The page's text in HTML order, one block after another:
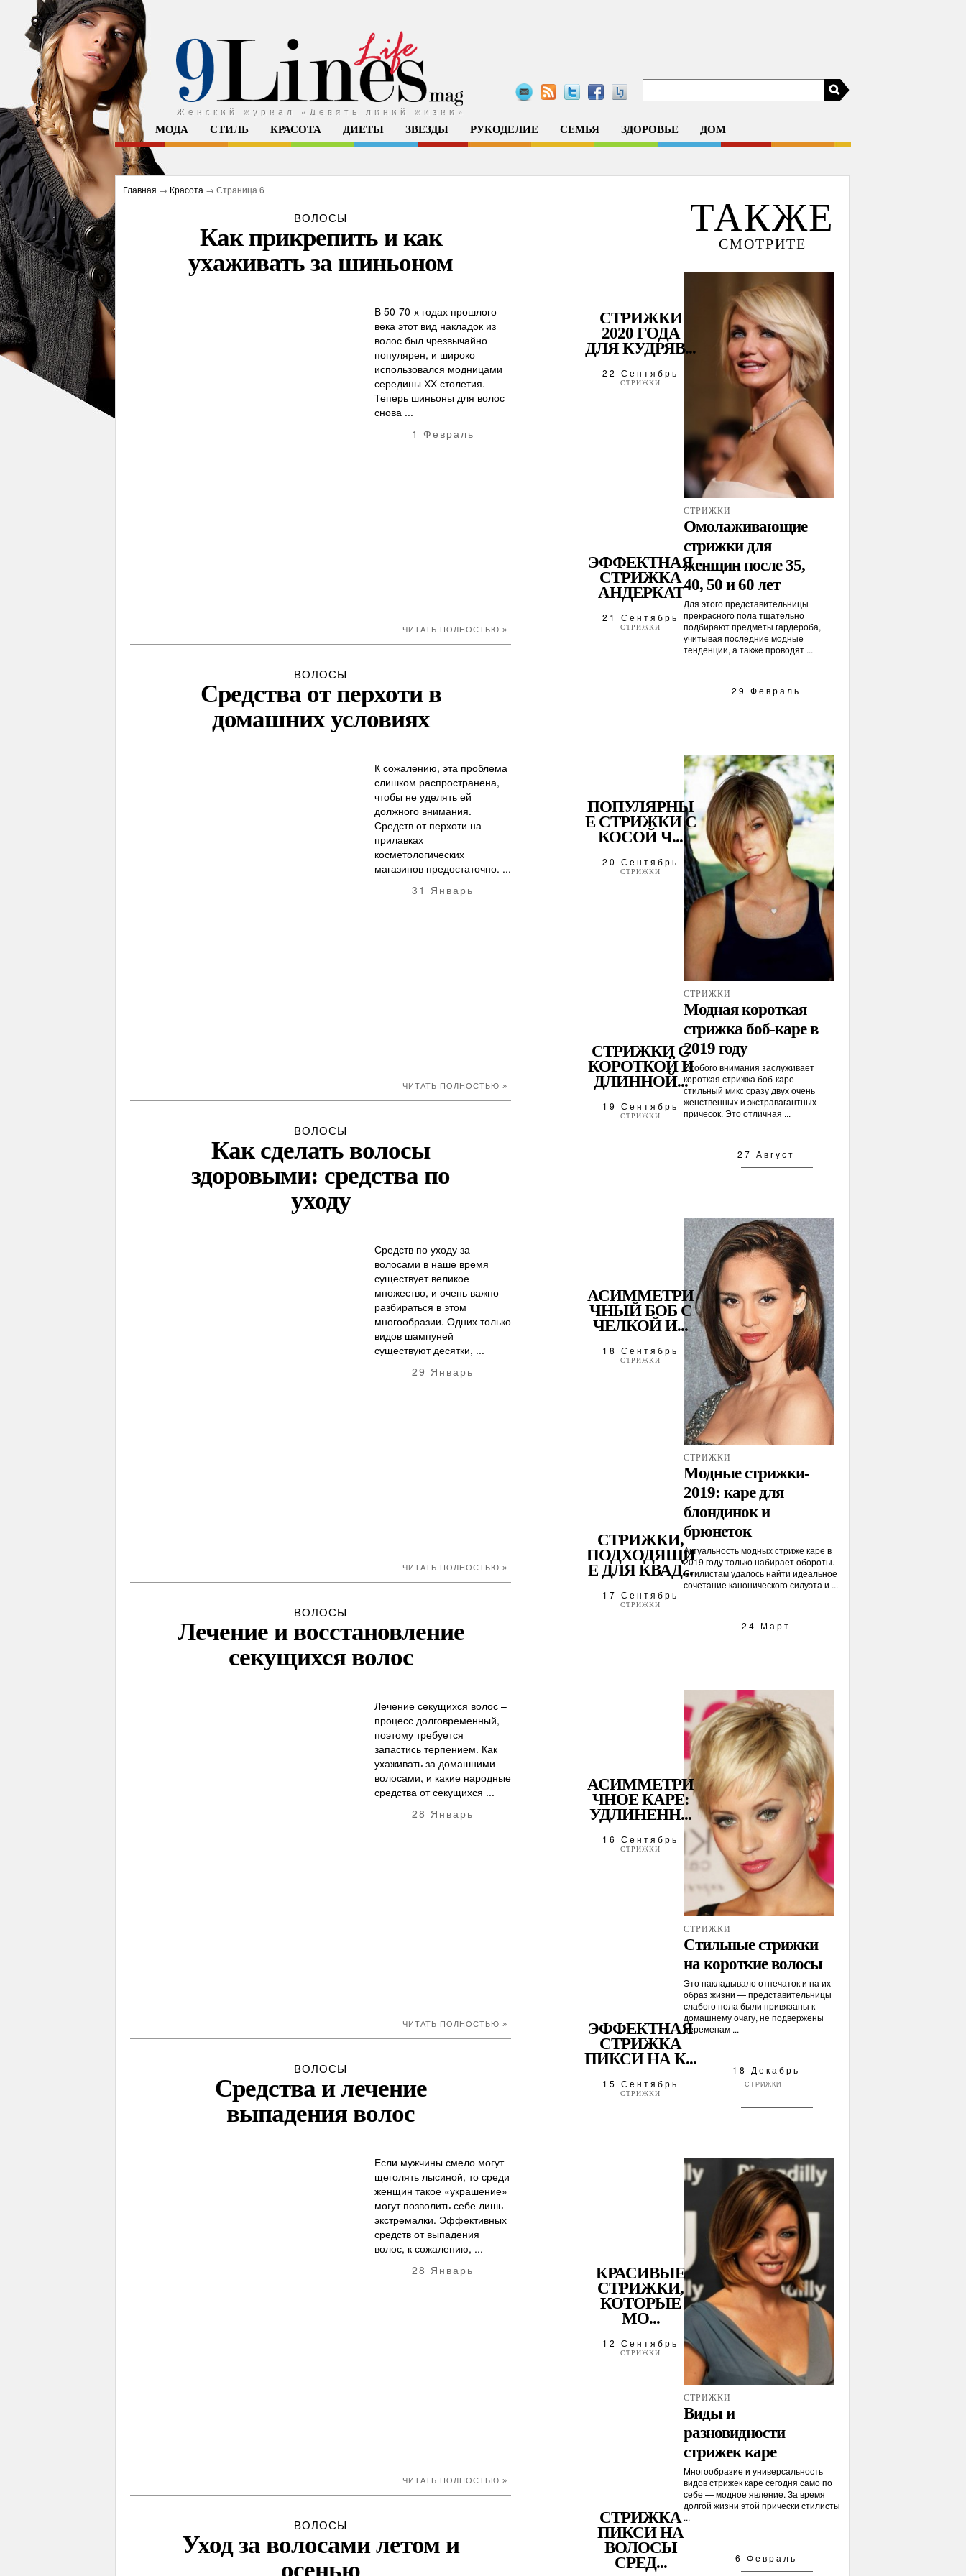
9 линий жизни
Женский журнал «Девять линий жизни»
МОДА СТИЛЬ КРАСОТА ДИЕТЫ ЗВЕЗДЫ РУКОДЕЛИЕ СЕМЬЯ ЗДОРОВЬЕ ДОМ
Главная → Красота → Страница 6
ВОЛОСЫ
Как прикрепить и как
ухаживать за шиньоном
В 50-70-х годах прошлого
века этот вид накладок из
волос был чрезвычайно
популярен, и широко
использовался модницами
середины ХХ столетия.
Теперь шиньоны для волос
снова ...
1 Февраль
ЧИТАТЬ ПОЛНОСТЬЮ »
ВОЛОСЫ
Средства от перхоти в
домашних условиях
К сожалению, эта проблема
слишком распространена,
чтобы не уделять ей
должного внимания.
Средств от перхоти на
прилавках
косметологических
магазинов предостаточно. ...
31 Январь
ЧИТАТЬ ПОЛНОСТЬЮ »
ВОЛОСЫ
Как сделать волосы
здоровыми: средства по
уходу
Средств по уходу за
волосами в наше время
существует великое
множество, и очень важно
разбираться в этом
многообразии. Одних только
видов шампуней
существуют десятки, ...
29 Январь
ЧИТАТЬ ПОЛНОСТЬЮ »
ВОЛОСЫ
Лечение и восстановление
секущихся волос
Лечение секущихся волос –
процесс долговременный,
поэтому требуется
запастись терпением. Как
ухаживать за домашними
волосами, и какие народные
средства от секущихся ...
28 Январь
ЧИТАТЬ ПОЛНОСТЬЮ »
ВОЛОСЫ
Средства и лечение
выпадения волос
Если мужчины смело могут
щеголять лысиной, то среди
женщин такое «украшение»
могут позволить себе лишь
экстремалки. Эффективных
средств от выпадения
волос, к сожалению, ...
28 Январь
ЧИТАТЬ ПОЛНОСТЬЮ »
ВОЛОСЫ
Уход за волосами летом и
осенью
СТРИЖКИ
2020 ГОДА
ДЛЯ КУДРЯВ...
22 Сентябрь
СТРИЖКИ
ЭФФЕКТНАЯ
СТРИЖКА
АНДЕРКАТ
21 Сентябрь
СТРИЖКИ
ПОПУЛЯРНЫ
Е СТРИЖКИ С
КОСОЙ Ч...
20 Сентябрь
СТРИЖКИ
СТРИЖКИ С
КОРОТКОЙ И
ДЛИННОЙ...
19 Сентябрь
СТРИЖКИ
АСИММЕТРИ
ЧНЫЙ БОБ С
ЧЕЛКОЙ И...
18 Сентябрь
СТРИЖКИ
СТРИЖКИ,
ПОДХОДЯЩИ
Е ДЛЯ КВАД...
17 Сентябрь
СТРИЖКИ
АСИММЕТРИ
ЧНОЕ КАРЕ:
УДЛИНЕНН...
16 Сентябрь
СТРИЖКИ
ЭФФЕКТНАЯ
СТРИЖКА
ПИКСИ НА К...
15 Сентябрь
СТРИЖКИ
КРАСИВЫЕ
СТРИЖКИ,
КОТОРЫЕ
МО...
12 Сентябрь
СТРИЖКИ
СТРИЖКА
ПИКСИ НА
ВОЛОСЫ
СРЕД...
ТАКЖЕ
СМОТРИТЕ
СТРИЖКИ
Омолаживающие
стрижки для
женщин после 35,
40, 50 и 60 лет
Для этого представительницы
прекрасного пола тщательно
подбирают предметы гардероба,
учитывая последние модные
тенденции, а также проводят ...
29 Февраль
СТРИЖКИ
Модная короткая
стрижка боб-каре в
2019 году
Особого внимания заслуживает
короткая стрижка боб-каре –
стильный микс сразу двух очень
женственных и экстравагантных
причесок. Это отличная ...
27 Август
СТРИЖКИ
Модные стрижки-
2019: каре для
блондинок и
брюнеток
Актуальность модных стриже каре в
2019 году только набирает обороты.
Стилистам удалось найти идеальное
сочетание канонического силуэта и ...
24 Март
СТРИЖКИ
Стильные стрижки
на короткие волосы
Это накладывало отпечаток и на их
образ жизни — представительницы
слабого пола были привязаны к
домашнему очагу, не подвержены
переменам ...
18 Декабрь
СТРИЖКИ
СТРИЖКИ
Виды и
разновидности
стрижек каре
Многообразие и универсальность
видов стрижек каре сегодня само по
себе — модное явление. За время
долгой жизни этой прически стилисты
...
6 Февраль